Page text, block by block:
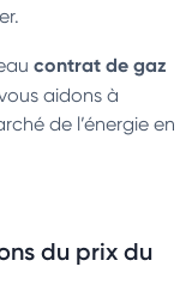
contrat de gaz
aidons à
de l’énergie en
du prix du